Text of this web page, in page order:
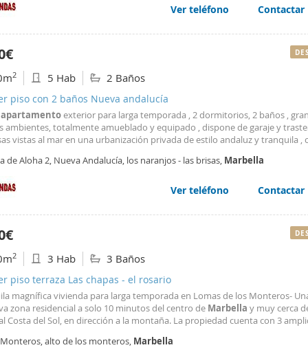
Ver teléfono Contactar
2 5 Hab 2 Baños
piso con 2 baños Nueva andalucía
apartamentoexterior para larga temporada , 2 dormitorios, 2 baños ,
ambientes, totalmente amueblado y equipado , dispone de garaje y
vistas al mar en una urbanización privada de estilo andaluz y tranquila ,
de golf y todo tipo
de Aloha 2, Nueva Andalucía, los naranjos - las brisas, Marbella
Ver teléfono Contactar
2 3 Hab 3 Baños
piso terraza Las chapas - el rosario
magnífica vivienda para larga temporada en Lomas de los Monteros-
zona residencial a solo 10 minutos del centro de Marbella y muy cerca
Costa del Sol, en dirección a la montaña. La propiedad cuenta con 3
y de fácil acceso a todos los servicios. No pierdas la oportunidad de
alto de los monteros, Marbella